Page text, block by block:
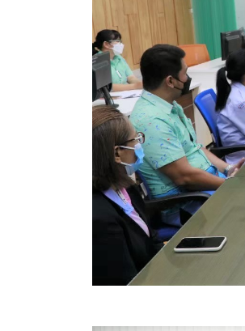
ข้อมูลการเลือกตั้ง
นโยบายคุ้มครองข้อมูลส่วนบุคคล
ผลงาน
มาตรฐานกำหนดตำแหน่ง
VDO Present
ประกาศแผนการจัดซื้อจัดจ้าง